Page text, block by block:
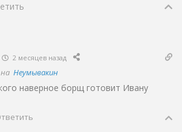
2 месяцев назад
Неумывакин
наверное борщ готовит Ивану